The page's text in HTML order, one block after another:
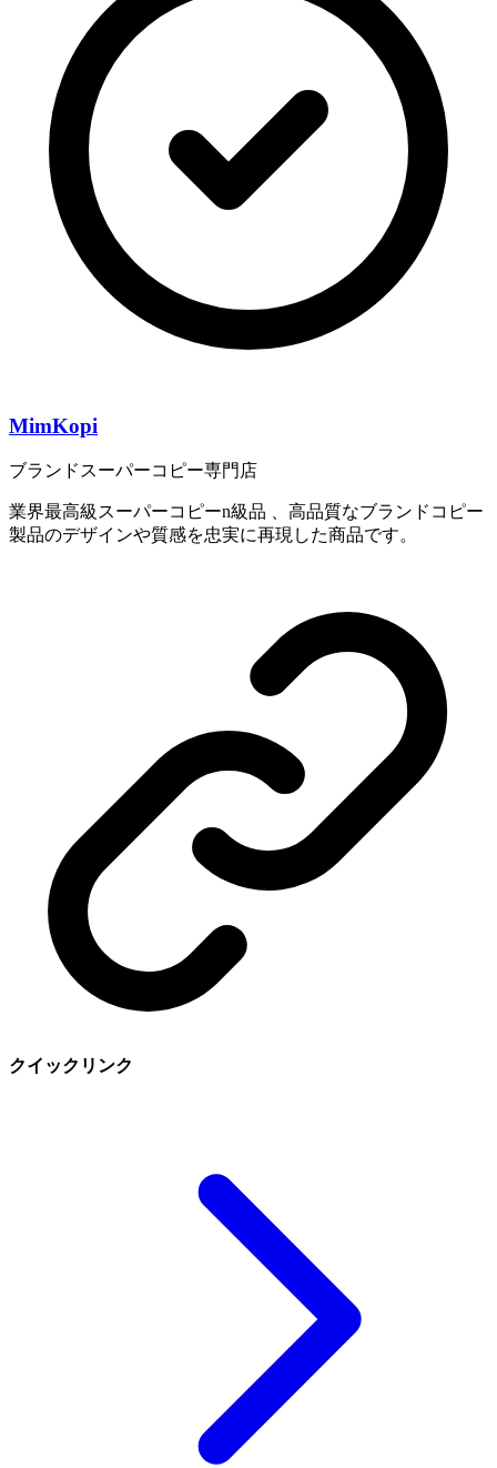
MimKopi
ブランドスーパーコピー専門店
業界最高級スーパーコピーn級品 、高品質なブランドコピー
製品のデザインや質感を忠実に再現した商品です。
クイックリンク